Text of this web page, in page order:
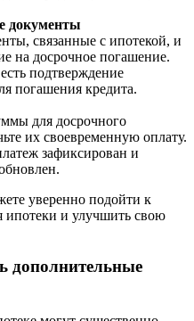
документы
связанные с ипотекой, и
на досрочное погашение.
подтверждение
погашения кредита.
для досрочного
их своевременную оплату.
зафиксирован и
уверенно подойти к
ипотеки и улучшить свою
дополнительные